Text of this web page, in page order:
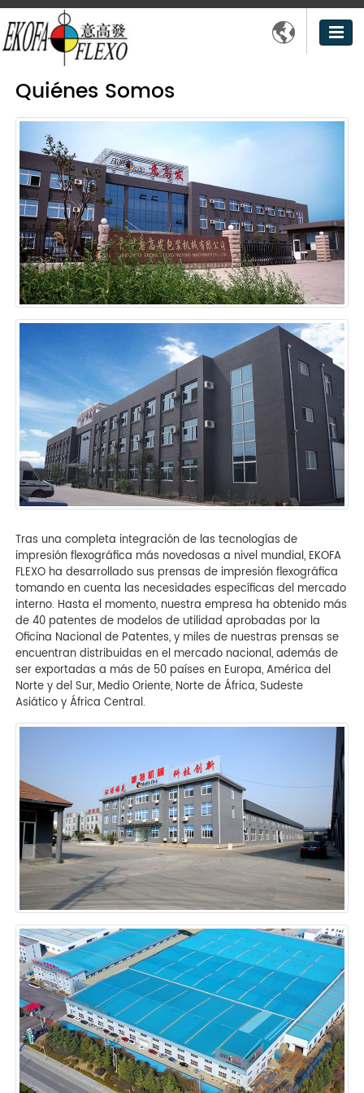

Quiénes Somos
Tras una completa integración de las tecnologías de
impresión flexográfica más novedosas a nivel mundial, EKOFA
FLEXO ha desarrollado sus prensas de impresión flexográfica
tomando en cuenta las necesidades específicas del mercado
interno. Hasta el momento, nuestra empresa ha obtenido más
de 40 patentes de modelos de utilidad aprobadas por la
Oficina Nacional de Patentes, y miles de nuestras prensas se
encuentran distribuidas en el mercado nacional, además de
ser exportadas a más de 50 países en Europa, América del
Norte y del Sur, Medio Oriente, Norte de África, Sudeste
Asiático y África Central.